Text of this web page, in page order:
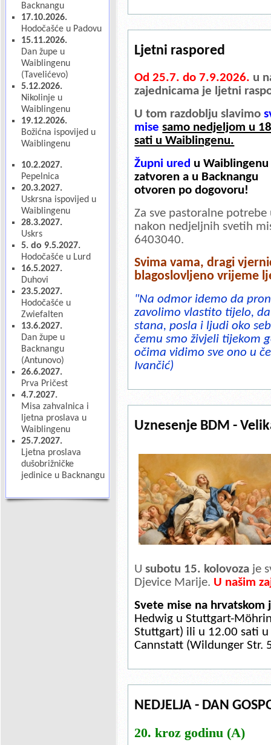
Backnangu
17.10.2026.
Hodočašće u Padovu
15.11.2026.
Dan župe u
Waiblingenu
(Tavelićevo)
5.12.2026.
Nikolinje u
Waiblingenu
19.12.2026.
Božićna ispovijed u
Waiblingenu
10.2.2027.
Pepelnica
20.3.2027.
Uskrsna ispovijed u
Waiblingenu
28.3.2027.
Uskrs
5. do 9.5.2027.
Hodočašće u Lurd
16.5.2027.
Duhovi
23.5.2027.
Hodočašće u
Zwiefalten
13.6.2027.
Dan župe u
Backnangu
(Antunovo)
26.6.2027.
Prva Pričest
4.7.2027.
Misa zahvalnica i
ljetna proslava u
Waiblingenu
25.7.2027.
Ljetna proslava
dušobrižničke
jedinice u Backnangu
Ljetni raspored
Od 25.7. do 7.9.2026. u
zajednicama je ljetni
U tom razdoblju slavimo
mise samo nedjeljom u
sati u Waiblingenu.
Župni ured u
zatvoren a u Backnangu
otvoren po dogovoru!
Za sve pastoralne
nakon nedjeljnih svetih
6403040.
Svima vama, dragi
blagoslovljeno vrijeme
"Na odmor idemo da
zavolimo vlastito tijelo,
stana, posla i ljudi oko
čemu smo živjeli tijekom
očima vidimo sve ono u
Ivančić)
Uznesenje BDM -
Usubotu 15. kolovoza je
Djevice Marije. U našim
Svete mise na hrvatskom
Hedwig u Stuttgart-
Stuttgart) ili u 12.00 sati
Cannstatt (Wildunger Str.
NEDJELJA - DAN
20. kroz godinu (A)